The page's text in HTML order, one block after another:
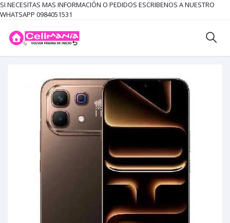
SI NECESITAS MAS INFORMACIÓN O PEDIDOS ESCRIBENOS A NUESTRO
WHATSAPP 0984051531